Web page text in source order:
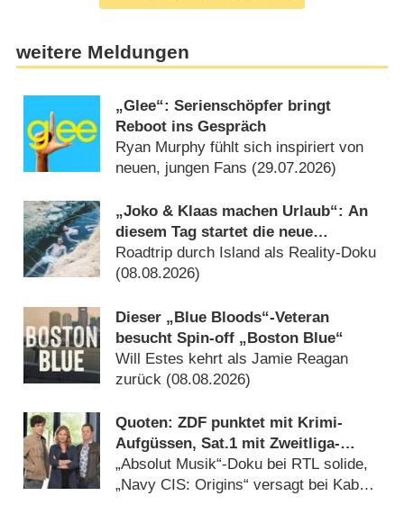
weitere Meldungen
„Glee“: Serienschöpfer bringt
Reboot ins Gespräch
Ryan Murphy fühlt sich inspiriert von
neuen, jungen Fans (29.07.2026)
„Joko & Klaas machen Urlaub“: An
diesem Tag startet die neue
Sendung des Entertainer-Duos
Roadtrip durch Island als Reality-Doku
(08.08.2026)
Dieser „Blue Bloods“-Veteran
besucht Spin-off „Boston Blue“
Will Estes kehrt als Jamie Reagan
zurück (08.08.2026)
Quoten: ZDF punktet mit Krimi-
Aufgüssen, Sat.1 mit Zweitliga-
Auftakt
„Absolut Musik“-Doku bei RTL solide,
„Navy CIS: Origins“ versagt bei Kabel